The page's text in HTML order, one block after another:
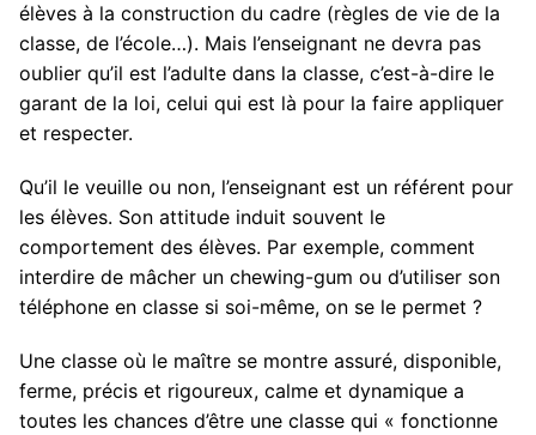
élèves à la construction du cadre (règles de vie de la
classe, de l’école…). Mais l’enseignant ne devra pas
oublier qu’il est l’adulte dans la classe, c’est-à-dire le
garant de la loi, celui qui est là pour la faire appliquer
et respecter.
Qu’il le veuille ou non, l’enseignant est un référent pour
les élèves. Son attitude induit souvent le
comportement des élèves. Par exemple, comment
interdire de mâcher un chewing-gum ou d’utiliser son
téléphone en classe si soi-même, on se le permet ?
Une classe où le maître se montre assuré, disponible,
ferme, précis et rigoureux, calme et dynamique a
toutes les chances d’être une classe qui « fonctionne